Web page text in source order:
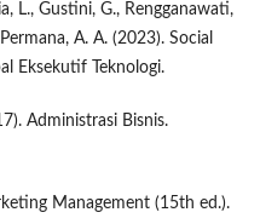
L., Gustini, G., Rengganawati,
A. A. (2023). Social
Eksekutif Teknologi.
Administrasi Bisnis.
Management (15th ed.).